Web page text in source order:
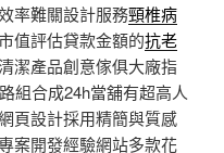
率難關設計服務頸椎病
值評估貸款金額的抗老
潔產品創意傢俱大廠指
組合成24h當舖有超高人
頁設計採用精簡與質感
案開發經驗網站多款花